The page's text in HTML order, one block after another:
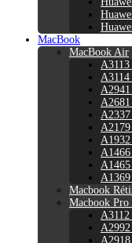
MacBook
MacBook Air
Macbook
Macbook Pro